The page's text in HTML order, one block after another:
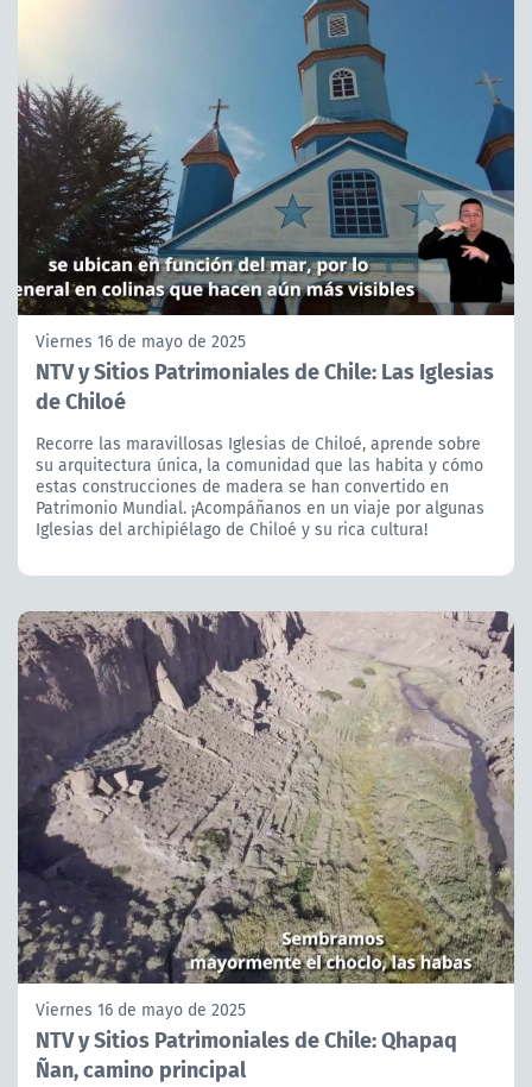
Viernes 16 de mayo de 2025
NTV y Sitios Patrimoniales de Chile: Las Iglesias
de Chiloé
Recorre las maravillosas Iglesias de Chiloé, aprende sobre
su arquitectura única, la comunidad que las habita y cómo
estas construcciones de madera se han convertido en
Patrimonio Mundial. ¡Acompáñanos en un viaje por algunas
Iglesias del archipiélago de Chiloé y su rica cultura!
Viernes 16 de mayo de 2025
NTV y Sitios Patrimoniales de Chile: Qhapaq
Ñan, camino principal